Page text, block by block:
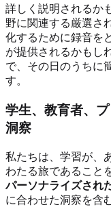
詳しく説明されるか
野に関連する厳選さ
化するために録音を
が提供されるかもし
で、その日のうちに
す。
学生、教育者、
洞察
私たちは、学習が、
わたる旅であること
パーソナライズされ
に合わせた洞察を含